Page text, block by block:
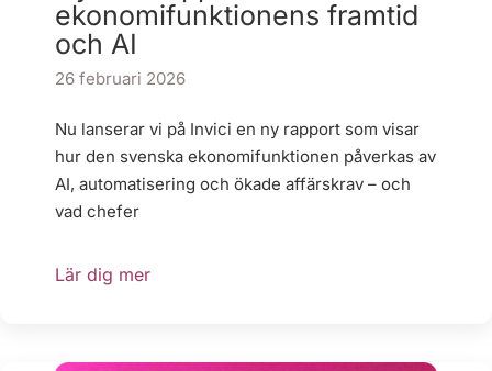
ekonomifunktionens framtid
och AI
26 februari 2026
Nu lanserar vi på Invici en ny rapport som visar
hur den svenska ekonomifunktionen påverkas av
AI, automatisering och ökade affärskrav – och
vad chefer
Lär dig mer